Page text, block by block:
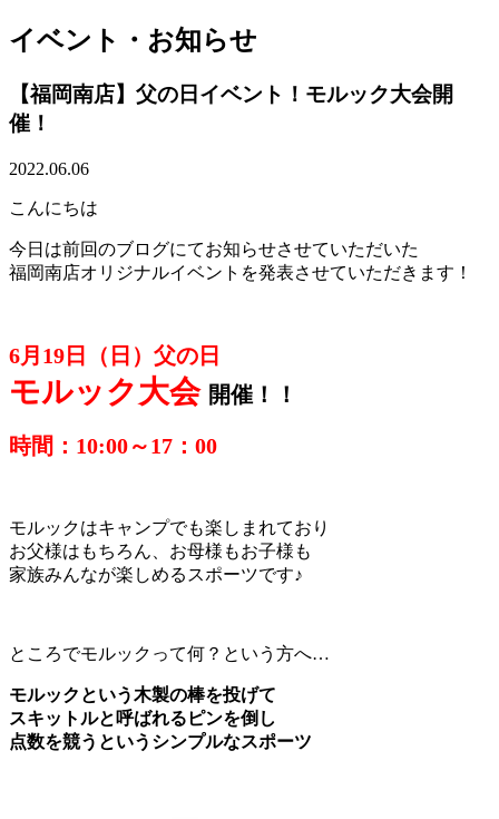
イベント・お知らせ
【福岡南店】父の日イベント！モルック大会開
催！
2022.06.06
こんにちは
今日は前回のブログにてお知らせさせていただいた
福岡南店オリジナルイベントを発表させていただきます！
6月19日（日）父の日
モルック大会 開催！！
時間：10:00～17：00
モルックはキャンプでも楽しまれており
お父様はもちろん、お母様もお子様も
家族みんなが楽しめるスポーツです♪
ところでモルックって何？という方へ…
モルックという木製の棒を投げて
スキットルと呼ばれるピンを倒し
点数を競うというシンプルなスポーツ